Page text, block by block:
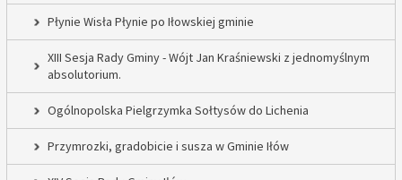
Płynie Wisła Płynie po Iłowskiej gminie
XIII Sesja Rady Gminy - Wójt Jan Kraśniewski z jednomyślnym
absolutorium.
Ogólnopolska Pielgrzymka Sołtysów do Lichenia
Przymrozki, gradobicie i susza w Gminie Iłów